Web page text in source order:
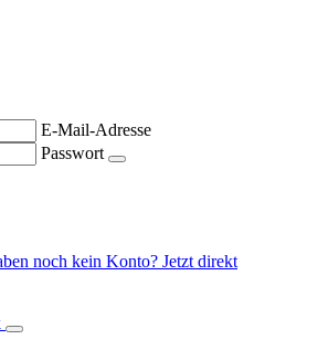
E-Mail-Adresse
Passwort
noch kein Konto? Jetzt direkt